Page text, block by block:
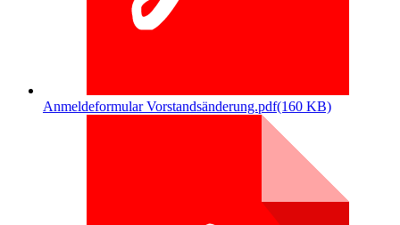
Anmeldeformular Vorstandsänderung.pdf(160 KB)